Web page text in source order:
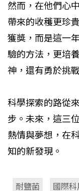
然而，在他們心
帶來的收穫更珍
獲獎，而是這一
驗的方法，更培
神，還有勇於挑
科學探索的路從
步。未來，這三
熱情與夢想，在
知的新發現。
耐鹽菌 國際